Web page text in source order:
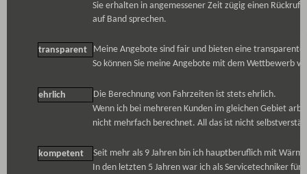
Sie erhalten in angemessener Zeit zügig einen Rückruf,
auf Band sprechen.
transparent
Meine Angebote sind fair und bieten eine transparente
So können Sie meine Angebote mit dem Wettbewerb
ehrlich
Die Berechnung von Fahrzeiten ist stets ehrlich.
Wenn ich bei mehreren Kunden im gleichen Gebiet
nicht mehrfach berechnet. All das ist nicht
kompetent
Seit mehr als 9 Jahren bin ich hauptberuflich mit
In den letzten 5 Jahren war ich als Servicetechniker für